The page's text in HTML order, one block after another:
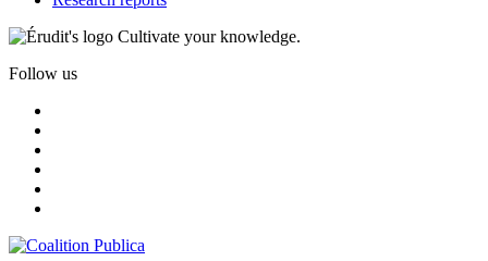
Cultivate your knowledge.
Follow us